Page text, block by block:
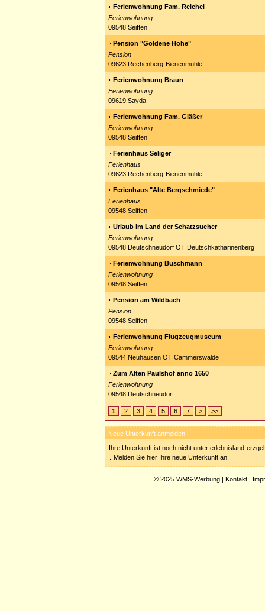
Ferienwohnung Fam. Reichel
Ferienwohnung
09548 Seiffen
Pension "Goldene Höhe"
Pension
09623 Rechenberg-Bienenmühle
Ferienwohnung Braun
Ferienwohnung
09619 Sayda
Ferienwohnung Fam. Gläßer
Ferienwohnung
09548 Seiffen
Ferienhaus Seliger
Ferienhaus
09623 Rechenberg-Bienenmühle
Ferienhaus "Alte Bergschmiede"
Ferienhaus
09548 Seiffen
Urlaub im Land der Schatzsucher
Ferienwohnung
09548 Deutschneudorf OT Deutschkatharinenberg
Ferienwohnung Buschmann
Ferienwohnung
09548 Seiffen
Pension am Wildbach
Pension
09548 Seiffen
Ferienwohnung Flugzeugmuseum
Ferienwohnung
09544 Neuhausen OT Cämmerswalde
Zum Alten Paulshof anno 1650
Ferienwohnung
09548 Deutschneudorf
1 2 3 4 5 6 7 > >>
Neue Unterkunft anmelden
Ihre Unterkunft ist noch nicht unter erlebnisland-
Melden Sie hier Ihre neue Unterkunft an.
© 2025 WMS-Werbung | Kontakt |